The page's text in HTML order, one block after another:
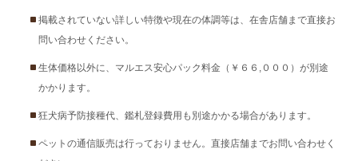
掲載されていない詳しい特徴や現在の体調等は、在舎店舗まで直接お
問い合わせください。
生体価格以外に、マルエス安心パック料金（￥６６,０００）が別途
かかります。
狂犬病予防接種代、鑑札登録費用も別途かかる場合があります。
ペットの通信販売は行っておりません。直接店舗までお問い合わせく